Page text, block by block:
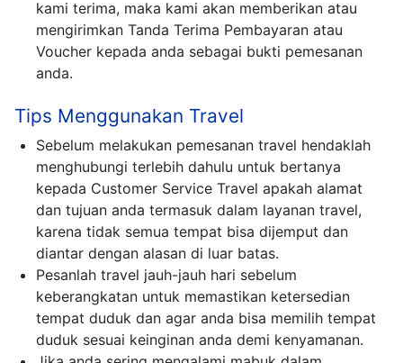
kami terima, maka kami akan memberikan atau
mengirimkan Tanda Terima Pembayaran atau
Voucher kepada anda sebagai bukti pemesanan
anda.
Tips Menggunakan Travel
Sebelum melakukan pemesanan travel hendaklah
menghubungi terlebih dahulu untuk bertanya
kepada Customer Service Travel apakah alamat
dan tujuan anda termasuk dalam layanan travel,
karena tidak semua tempat bisa dijemput dan
diantar dengan alasan di luar batas.
Pesanlah travel jauh-jauh hari sebelum
keberangkatan untuk memastikan ketersedian
tempat duduk dan agar anda bisa memilih tempat
duduk sesuai keinginan anda demi kenyamanan.